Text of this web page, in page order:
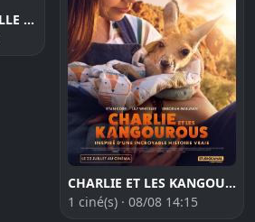
LA BATAILLE DE GAULLE J ECRIS TON NOM
CHARLIE ET LES KANGOUROUS
1 ciné(s) · 08/08 14:15